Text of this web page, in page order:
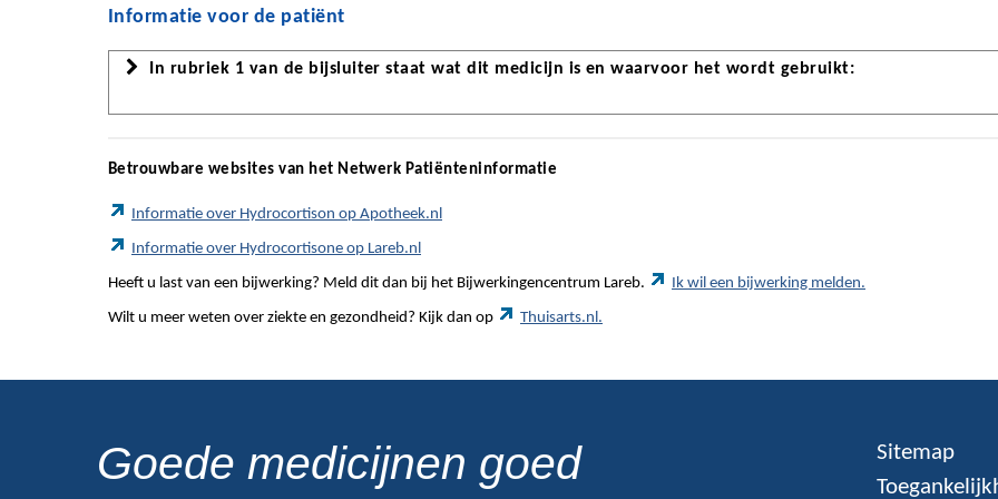
Informatie voor de patiënt
In rubriek 1 van de bijsluiter staat wat dit medicijn is en waarvoor het wordt gebruikt:
Betrouwbare websites van het Netwerk Patiënteninformatie
Informatie over Hydrocortison op Apotheek.nl
Informatie over Hydrocortisone op Lareb.nl
Heeft u last van een bijwerking? Meld dit dan bij het Bijwerkingencentrum Lareb. Ik wil een bijwerking melden.
Wilt u meer weten over ziekte en gezondheid? Kijk dan op Thuisarts.nl.
Goede medicijnen goed
Sitemap